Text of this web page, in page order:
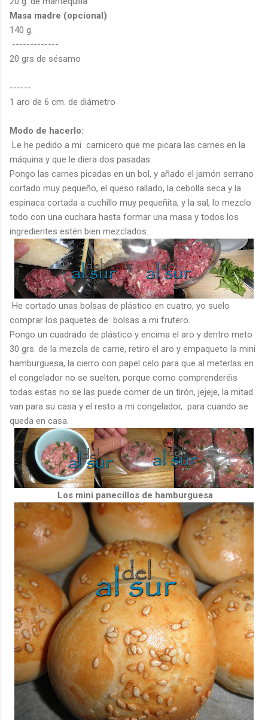
Masa madre (opcional)
140 g.
-------------
20 grs de sésamo
------
1 aro de 6 cm. de diámetro
Modo de hacerlo:
Le he pedido a mi carnicero que me picara las carnes en la
máquina y que le diera dos pasadas.
Pongo las carnes picadas en un bol, y añado el jamón serrano
cortado muy pequeño, el queso rallado, la cebolla seca y la
espinaca cortada a cuchillo muy pequeñita, y la sal, lo mezclo
todo con una cuchara hasta formar una masa y todos los
ingredientes estén bien mezclados.
He cortado unas bolsas de plástico en cuatro, yo suelo
comprar los paquetes de bolsas a mi frutero.
Pongo un cuadrado de plástico y encima el aro y dentro meto
30 grs. de la mezcla de carne, retiro el aro y empaqueto la mini
hamburguesa, la cierro con papel celo para que al meterlas en
el congelador no se suelten, porque como comprenderéis
todas estas no se las puede comer de un tirón, jejeje, la mitad
van para su casa y el resto a mi congelador, para cuando se
queda en casa.
Los mini panecillos de hamburguesa